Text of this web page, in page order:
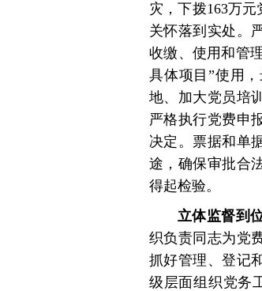
灾，下拨163万
关怀落到实处。
收缴、使用和管
具体项目”使用
地、加大党员培
严格执行党费申
决定。票据和单
途，确保审批合
得起检验。
立体监督到
织负责同志为党
抓好管理、登记
级层面组织党务